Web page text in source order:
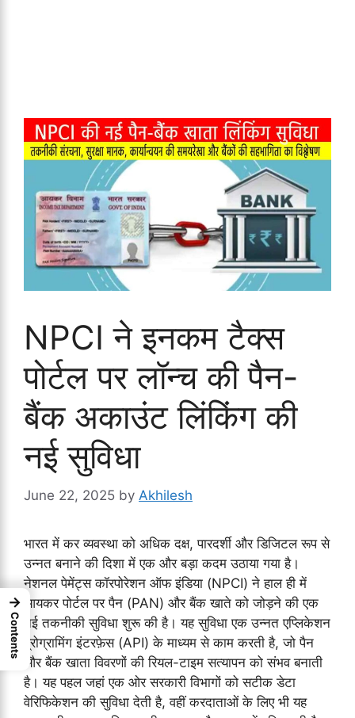
NPCI ने इनकम टैक्स
पोर्टल पर लॉन्च की पैन-
बैंक अकाउंट लिंकिंग की
नई सुविधा
June 22, 2025 by Akhilesh
भारत में कर व्यवस्था को अधिक दक्ष, पारदर्शी और डिजिटल रूप से
उन्नत बनाने की दिशा में एक और बड़ा कदम उठाया गया है।
नेशनल पेमेंट्स कॉरपोरेशन ऑफ इंडिया (NPCI) ने हाल ही में
आयकर पोर्टल पर पैन (PAN) और बैंक खाते को जोड़ने की एक
नई तकनीकी सुविधा शुरू की है। यह सुविधा एक उन्नत एप्लिकेशन
प्रोग्रामिंग इंटरफ़ेस (API) के माध्यम से काम करती है, जो पैन
और बैंक खाता विवरणों की रियल-टाइम सत्यापन को संभव बनाती
है। यह पहल जहां एक ओर सरकारी विभागों को सटीक डेटा
वेरिफिकेशन की सुविधा देती है, वहीं करदाताओं के लिए भी यह
→
Contents